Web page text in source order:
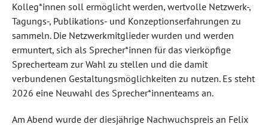
Kolleg*innen soll ermöglicht werden, wertvolle Netzwerk-,
Tagungs-, Publikations- und Konzeptionserfahrungen zu
sammeln. Die Netzwerkmitglieder wurden und werden
ermuntert, sich als Sprecher*innen für das vierköpfige
Sprecherteam zur Wahl zu stellen und die damit
verbundenen Gestaltungsmöglichkeiten zu nutzen. Es steht
2026 eine Neuwahl des Sprecher*innenteams an.
Am Abend wurde der diesjährige Nachwuchspreis an Felix